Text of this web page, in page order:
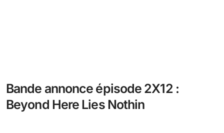
Bande annonce épisode 2X12 :
Beyond Here Lies Nothin